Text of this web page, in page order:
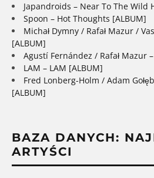
Japandroids – Near To The Wild
Spoon – Hot Thoughts [ALBUM]
Michał Dymny / Rafał Mazur /
[ALBUM]
Agustí Fernández / Rafał Mazur
LAM – LAM [ALBUM]
Fred Lonberg-Holm / Adam
[ALBUM]
BAZA DANYCH:
ARTYŚCI